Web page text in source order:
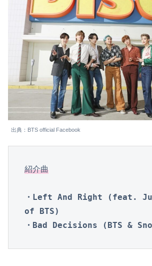
出典：BTS official Facebook
紹介曲
・Left And Right (feat.
of BTS)
・Bad Decisions (BTS &